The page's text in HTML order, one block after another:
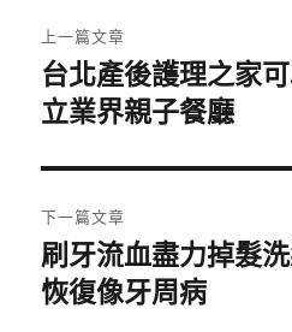
章
導
覽
上一篇文章
上
一
文
章:
台北產後護理之家
立業界親子餐廳
下一篇文章
下
一
刷牙流血盡力掉髮
恢復像牙周病